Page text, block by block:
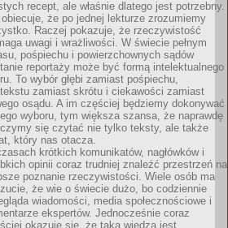
recept, ale właśnie dlatego jest potrzebny.
obiecuje, że po jednej lekturze zrozumiemy
Raczej pokazuje, że rzeczywistość
uwagi i wrażliwości. W świecie pełnym
pośpiechu i powierzchownych sądów
reportaży może być formą intelektualnego
To wybór głębi zamiast pośpiechu,
zamiast skrótu i ciekawości zamiast
osądu. A im częściej będziemy dokonywać
wyboru, tym większa szansa, że naprawdę
się czytać nie tylko teksty, ale także
który nas otacza.
krótkich komunikatów, nagłówków i
opinii coraz trudniej znaleźć przestrzeń na
poznanie rzeczywistości. Wiele osób ma
że wie o świecie dużo, bo codziennie
wiadomości, media społecznościowe i
ekspertów. Jednocześnie coraz
okazuje się, że taka wiedza jest